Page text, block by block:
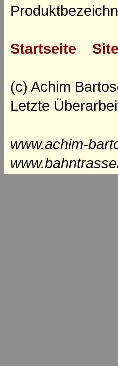
Startseite
(c) Achim
Letzte
www.achim-